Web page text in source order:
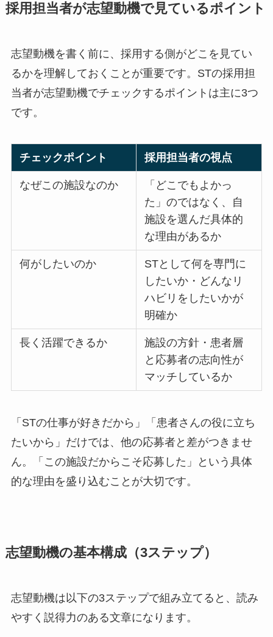
採用担当者が志望動機で見ているポイント
志望動機を書く前に、採用する側がどこを見てい
るかを理解しておくことが重要です。STの採用担
当者が志望動機でチェックするポイントは主に3つ
です。
チェックポイント 採用担当者の視点
なぜこの施設なのか
「どこでもよかっ
た」のではなく、自
施設を選んだ具体的
な理由があるか
何がしたいのか
STとして何を専門に
したいか・どんなリ
ハビリをしたいかが
明確か
長く活躍できるか
施設の方針・患者層
と応募者の志向性が
マッチしているか
「STの仕事が好きだから」「患者さんの役に立ち
たいから」だけでは、他の応募者と差がつきませ
ん。「この施設だからこそ応募した」という具体
的な理由を盛り込むことが大切です。
志望動機の基本構成（3ステップ）
志望動機は以下の3ステップで組み立てると、読み
やすく説得力のある文章になります。